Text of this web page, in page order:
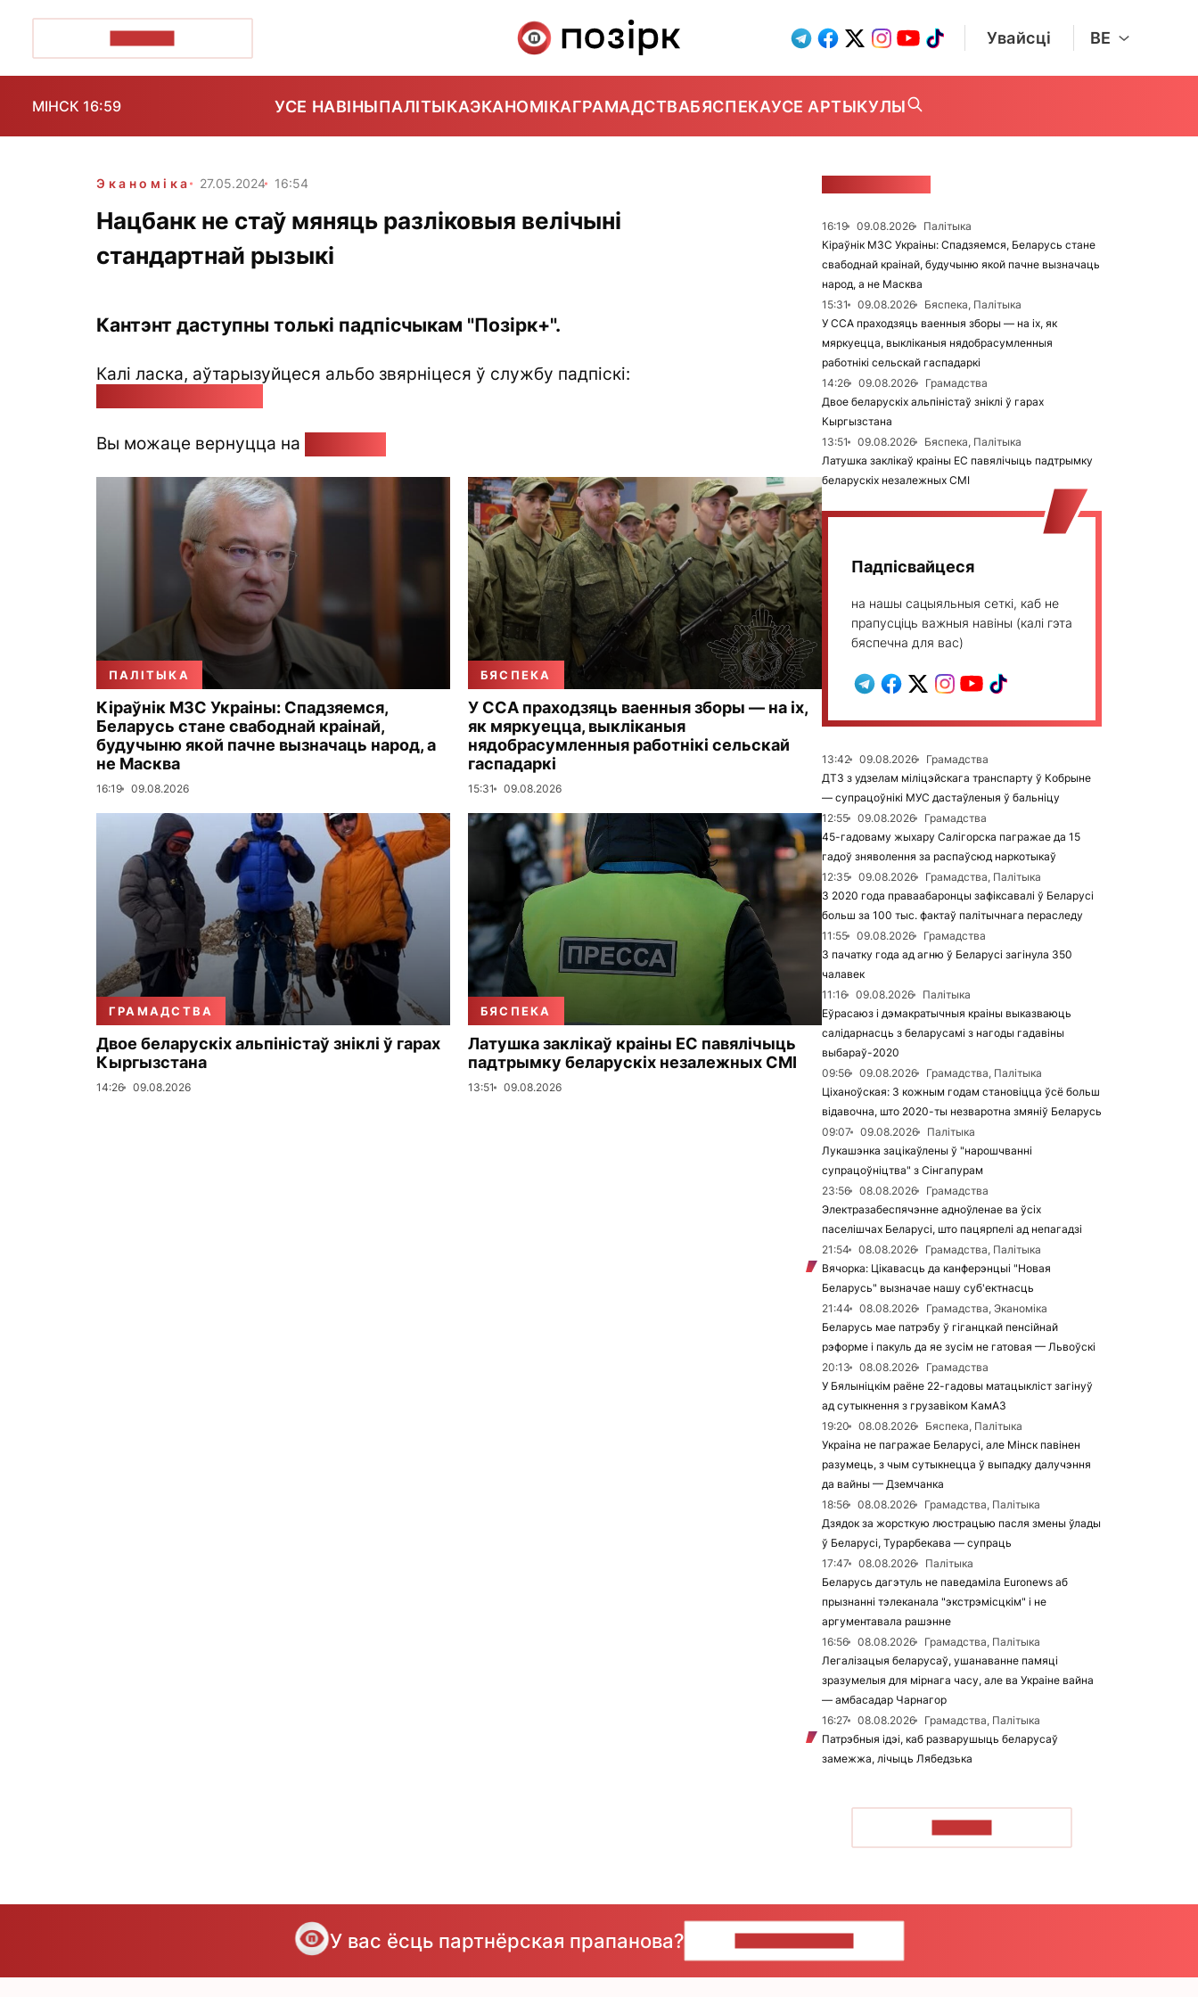
Увайсці BE
МІНСК 16:59 УСЕ НАВІНЫПАЛІТЫКАЭКАНОМІКАГРАМАДСТВАБЯСПЕКАУСЕ АРТЫКУЛЫ
Эканоміка 27.05.2024 16:54
Нацбанк не стаў мяняць разліковыя велічыні
стандартнай рызыкі
Кантэнт даступны толькі падпісчыкам "Позірк+".
Калі ласка, аўтарызуйцеся альбо звярніцеся ў службу падпіскі:
Вы можаце вернуцца на
ПАЛІТЫКА
Кіраўнік МЗС Украіны: Спадзяемся,
Беларусь стане свабоднай краінай,
будучыню якой пачне вызначаць народ, а
не Масква
16:19 09.08.2026
БЯСПЕКА
У ССА праходзяць ваенныя зборы — на іх,
як мяркуецца, выкліканыя
нядобрасумленныя работнікі сельскай
гаспадаркі
15:31 09.08.2026
ГРАМАДСТВА
Двое беларускіх альпіністаў зніклі ў гарах
Кыргызстана
14:26 09.08.2026
БЯСПЕКА
Латушка заклікаў краіны ЕС павялічыць
падтрымку беларускіх незалежных СМІ
13:51 09.08.2026
16:19 09.08.2026
Палітыка
Кіраўнік МЗС Украіны: Спадзяемся, Беларусь стане
свабоднай краінай, будучыню якой пачне вызначаць
народ, а не Масква
15:31
09.08.2026
Бяспека, Палітыка
У ССА праходзяць ваенныя зборы — на іх, як
мяркуецца, выкліканыя нядобрасумленныя
работнікі сельскай гаспадаркі
14:26
09.08.2026
Грамадства
Двое беларускіх альпіністаў зніклі ў гарах
Кыргызстана
13:51
09.08.2026
Бяспека, Палітыка
Латушка заклікаў краіны ЕС павялічыць падтрымку
беларускіх незалежных СМІ
Падпісвайцеся
на нашы сацыяльныя сеткі, каб не
прапусціць важныя навіны (калі гэта
бяспечна для вас)
13:42 09.08.2026
Грамадства
ДТЗ з удзелам міліцэйскага транспарту ў Кобрыне
— супрацоўнікі МУС дастаўленыя ў бальніцу
12:55
09.08.2026
Грамадства
45-гадоваму жыхару Салігорска пагражае да 15
гадоў зняволення за распаўсюд наркотыкаў
12:35
09.08.2026
Грамадства, Палітыка
З 2020 года праваабаронцы зафіксавалі ў Беларусі
больш за 100 тыс. фактаў палітычнага пераследу
11:55
09.08.2026
Грамадства
З пачатку года ад агню ў Беларусі загінула 350
чалавек
11:16
09.08.2026
Палітыка
Еўрасаюз і дэмакратычныя краіны выказваюць
салідарнасць з беларусамі з нагоды гадавіны
выбараў-2020
09:56
09.08.2026
Грамадства, Палітыка
Ціханоўская: З кожным годам становіцца ўсё больш
відавочна, што 2020-ты незваротна змяніў Беларусь
09:07
09.08.2026
Палітыка
Лукашэнка зацікаўлены ў "нарошчванні
супрацоўніцтва" з Сінгапурам
23:56
08.08.2026
Грамадства
Электразабеспячэнне адноўленае ва ўсіх
паселішчах Беларусі, што пацярпелі ад непагадзі
21:54
08.08.2026
Грамадства, Палітыка
Вячорка: Цікавасць да канферэнцыі "Новая
Беларусь" вызначае нашу суб'ектнасць
21:44
08.08.2026
Грамадства, Эканоміка
Беларусь мае патрэбу ў гіганцкай пенсійнай
рэформе і пакуль да яе зусім не гатовая — Львоўскі
20:13
08.08.2026
Грамадства
У Бялыніцкім раёне 22-гадовы матацыкліст загінуў
ад сутыкнення з грузавіком КамАЗ
19:20
08.08.2026
Бяспека, Палітыка
Украіна не пагражае Беларусі, але Мінск павінен
разумець, з чым сутыкнецца ў выпадку далучэння
да вайны — Дземчанка
18:56
08.08.2026
Грамадства, Палітыка
Дзядок за жорсткую люстрацыю пасля змены ўлады
ў Беларусі, Турарбекава — супраць
17:47
08.08.2026
Палітыка
Беларусь дагэтуль не паведаміла Euronews аб
прызнанні тэлеканала "экстрэмісцкім" і не
аргументавала рашэнне
16:56
08.08.2026
Грамадства, Палітыка
Легалізацыя беларусаў, ушанаванне памяці
зразумелыя для мірнага часу, але ва Украіне вайна
— амбасадар Чарнагор
16:27
08.08.2026
Грамадства, Палітыка
Патрэбныя ідэі, каб разварушыць беларусаў
замежжа, лічыць Лябедзька
У вас ёсць партнёрская прапанова?